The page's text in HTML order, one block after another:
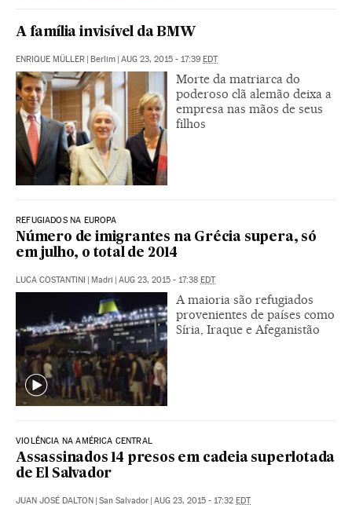
A família invisível da BMW
ENRIQUE MÜLLER Berlim AUG 23, 2015 - 17:39 EDT
Morte da matriarca do
poderoso clã alemão deixa a
empresa nas mãos de seus
filhos
REFUGIADOS NA EUROPA
Número de imigrantes na Grécia supera, só
em julho, o total de 2014
LUCA COSTANTINI | Madri | AUG 23, 2015 - 17:38 EDT
A maioria são refugiados
provenientes de países como
Síria, Iraque e Afeganistão
VIOLÊNCIA NA AMÉRICA CENTRAL
Assassinados 14 presos em cadeia superlotada
de El Salvador
JUAN JOSÉ DALTON | San Salvador | AUG 23, 2015 - 17:32 EDT